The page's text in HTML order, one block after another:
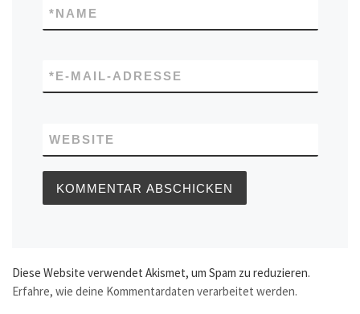
NAME
*
E-MAIL-ADRESSE
*
WEBSITE
Diese Website verwendet Akismet, um Spam zu reduzieren.
Erfahre, wie deine Kommentardaten verarbeitet werden.